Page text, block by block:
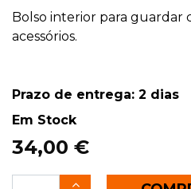
Bolso interior para guardar
acessórios.
Prazo de entrega: 2 dias
Em Stock
34,00 €